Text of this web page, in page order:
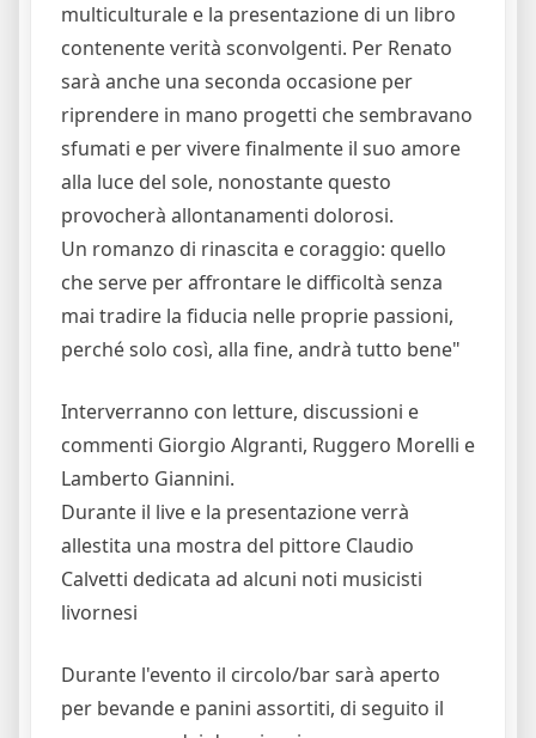
multiculturale e la presentazione di un libro
contenente verità sconvolgenti. Per Renato
sarà anche una seconda occasione per
riprendere in mano progetti che sembravano
sfumati e per vivere finalmente il suo amore
alla luce del sole, nonostante questo
provocherà allontanamenti dolorosi.
Un romanzo di rinascita e coraggio: quello
che serve per affrontare le difficoltà senza
mai tradire la fiducia nelle proprie passioni,
perché solo così, alla fine, andrà tutto bene"
Interverranno con letture, discussioni e
commenti Giorgio Algranti, Ruggero Morelli e
Lamberto Giannini.
Durante il live e la presentazione verrà
allestita una mostra del pittore Claudio
Calvetti dedicata ad alcuni noti musicisti
livornesi
Durante l'evento il circolo/bar sarà aperto
per bevande e panini assortiti, di seguito il